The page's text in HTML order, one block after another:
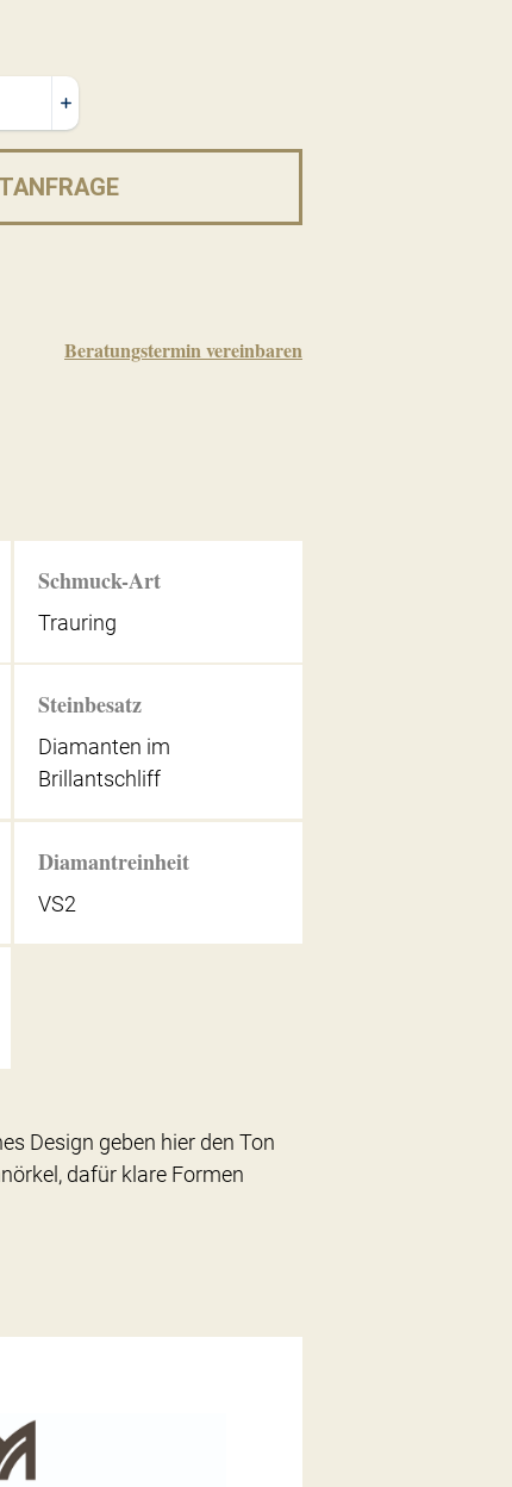
Beratungstermin vereinbaren
Schmuck-Art
Trauring
Steinbesatz
Diamanten im
Brillantschliff
Diamantreinheit
VS2
Design geben hier den Ton
dafür klare Formen